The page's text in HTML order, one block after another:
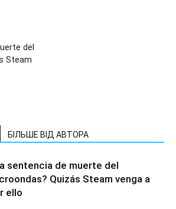
del
Steam
БІЛЬШЕ ВІД АВТОРА
sentencia de muerte del
Quizás Steam venga a
ello